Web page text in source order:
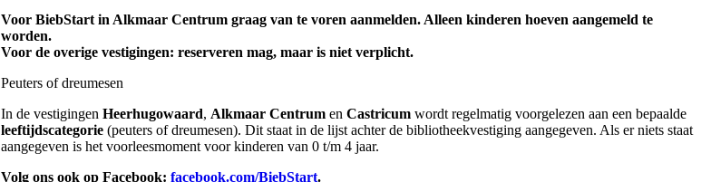
Voor BiebStart in Alkmaar Centrum graag van te voren aanmelden. Alleen kinderen hoeven aangemeld te
worden.
Voor de overige vestigingen: reserveren mag, maar is niet verplicht.
Peuters of dreumesen
In de vestigingenHeerhugowaard,Alkmaar Centrum enCastricum wordt regelmatig voorgelezen aan een bepaalde
leeftijdscategorie (peuters of dreumesen). Dit staat in de lijst achter de bibliotheekvestiging aangegeven. Als er niets staat
aangegeven is het voorleesmoment voor kinderen van 0 t/m 4 jaar.
Volg ons ook op Facebook:facebook.com/BiebStart.